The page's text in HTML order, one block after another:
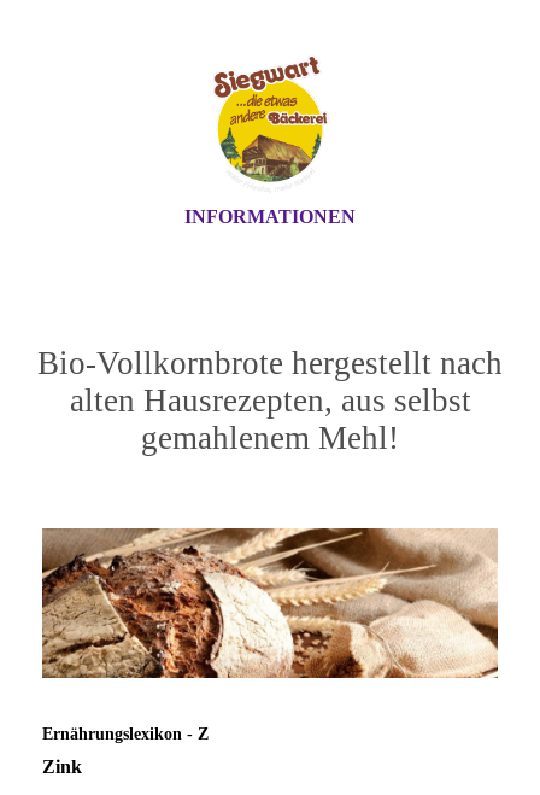
INFORMATIONEN
Bio-Vollkornbrote hergestellt nach
alten Hausrezepten, aus selbst
gemahlenem Mehl!
Ernährungslexikon - Z
Zink